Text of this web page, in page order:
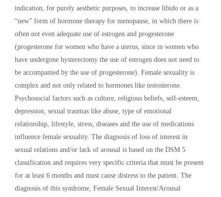
indication, for purely aesthetic purposes, to increase libido or as a
“new” form of hormone therapy for menopause, in which there is
often not even adequate use of estrogen and progesterone
(progesterone for women who have a uterus, since in women who
have undergone hysterectomy the use of estrogen does not need to
be accompanied by the use of progesterone). Female sexuality is
complex and not only related to hormones like testosterone.
Psychosocial factors such as culture, religious beliefs, self-esteem,
depression, sexual traumas like abuse, type of emotional
relationship, lifestyle, stress, diseases and the use of medications
influence female sexuality. The diagnosis of loss of interest in
sexual relations and/or lack of arousal is based on the DSM 5
classification and requires very specific criteria that must be present
for at least 6 months and must cause distress to the patient. The
diagnosis of this syndrome, Female Sexual Interest/Arousal